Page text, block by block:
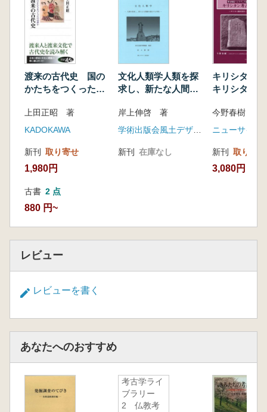
か
第7講 宮都の繁栄と仏教はどのように地方へ
広まったのか
第8講 信長・秀吉の城から長崎の出島まで
第9講 最新科学研究と考古学研究のコラボレ
ーション
渡来の古代史 国の
かたちをつくったの
上田正昭 著
KADOKAWA
新刊 取り寄せ
1,980円
古書 2 点
880 円~
文化人類学人類を探
求し、新たな人間観
岸上伸啓 著
学術出版会風土デザイン研究所
新刊 在庫なし
キリシタン
キリシタン
今野春樹 著
ニューサイエ
新刊 取り寄せ
3,080円
レビュー
レビューを書く
あなたへのおすすめ
考古学ライ
ブラリー
2 仏教考